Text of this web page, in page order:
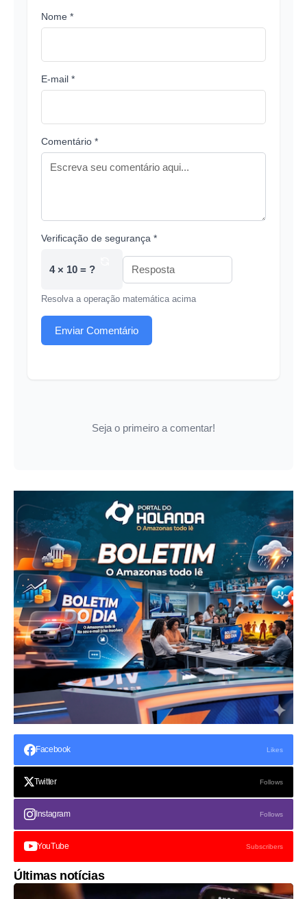
Nome *
E-mail *
Comentário *
Verificação de segurança *
4 × 10 = ?
Resolva a operação matemática acima
Enviar Comentário
Seja o primeiro a comentar!
Facebook Likes
Twitter Follows
Instagram Follows
YouTube Subscribers
Últimas notícias